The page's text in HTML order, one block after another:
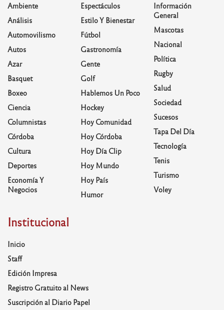
Ambiente
Análisis
Automovilismo
Autos
Azar
Basquet
Boxeo
Ciencia
Columnistas
Córdoba
Cultura
Deportes
Economía Y
Negocios
Espectáculos
Estilo Y Bienestar
Fútbol
Gastronomía
Gente
Golf
Hablemos Un Poco
Hockey
Hoy Comunidad
Hoy Córdoba
Hoy Día Clip
Hoy Mundo
Hoy País
Humor
Información
General
Mascotas
Nacional
Política
Rugby
Salud
Sociedad
Sucesos
Tapa Del Día
Tecnología
Tenis
Turismo
Voley
Institucional
Inicio
Staff
Edición Impresa
Registro Gratuito al News
Suscripción al Diario Papel